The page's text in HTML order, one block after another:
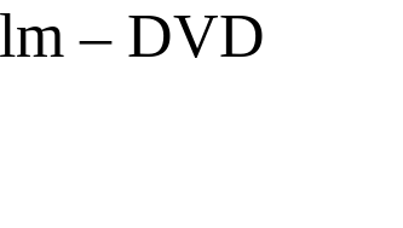
e
– DVD